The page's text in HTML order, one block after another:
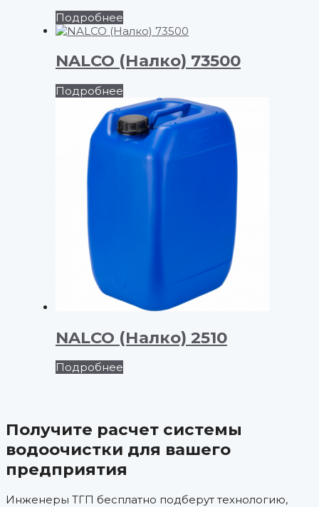
Подробнее
NALCO (Налко) 73500
Подробнее
NALCO (Налко) 2510
Подробнее
Получите расчет системы
водоочистки для вашего
предприятия
Инженеры ТГП бесплатно подберут технологию,